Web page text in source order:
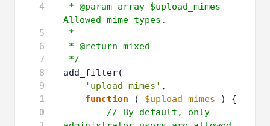
4
5
6
7
8
9
1
0
1
* @param array $upload_mimes
Allowed mime types.
*
* @return mixed
*/
add_filter(
'upload_mimes' ,
function
( $upload_mimes
) {
// By default, only